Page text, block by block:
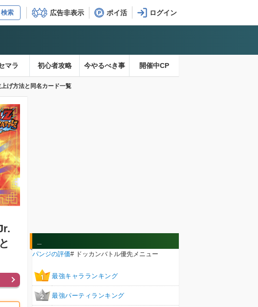
広告非表示 ポイ活
マラ 初心者攻略 今やるべき事 開催中CP
げ方法と同名カード一覧
パンジの評価# ドッカンバトル優先メニュー
1 最強キャラランキング
2 最強パーティランキング